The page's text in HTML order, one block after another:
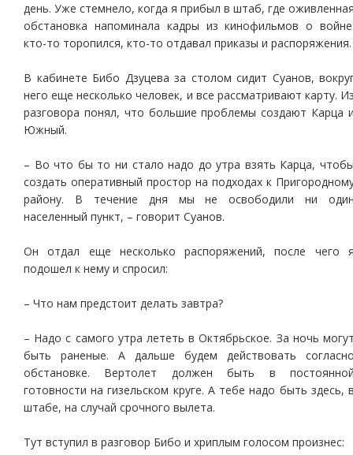
день. Уже стемнело, когда я прибыл в штаб, где
обстановка напоминала кадры из кинофильмов о
кто-то торопился, кто-то отдавал приказы и распоряжения.
В кабинете Бибо Дзуцева за столом сидит Суанов,
него еще несколько человек, и все рассматривают карту.
разговора понял, что большие проблемы создают Карца
Южный.
– Во что бы то ни стало надо до утра взять Карца,
создать оперативный простор на подходах к
району. В течение дня мы не освободили ни
населенный пункт, – говорит Суанов.
Он отдал еще несколько распоряжений, после чего
подошел к нему и спросил:
– Что нам предстоит делать завтра?
– Надо с самого утра лететь в Октябрьское. За ночь
быть раненые. А дальше будем действовать
обстановке. Вертолет должен быть в
готовности на гизельском круге. А тебе надо быть здесь,
штабе, на случай срочного вылета.
Тут вступил в разговор Бибо и хриплым голосом произнес: